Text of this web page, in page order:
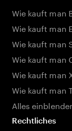
Wie kauft man
Wie kauft man
Wie kauft man
Wie kauft man
Wie kauft man
Wie kauft man
Alles
Rechtliches